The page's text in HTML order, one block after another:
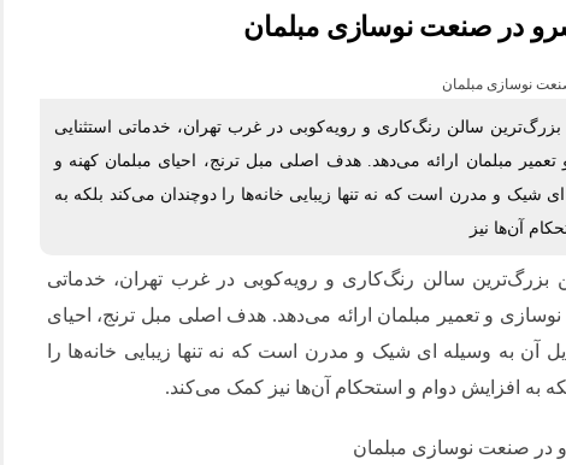
در صنعت نوسازی مبلمان
بزرگ‌ترین سالن رنگ‌کاری و رویه‌کوبی در غرب تهران، خدماتی استثنایی
تعمیر مبلمان ارائه می‌دهد. هدف اصلی مبل ترنج، احیای مبلمان کهنه و
شیک و مدرن است که نه تنها زیبایی خانه‌ها را دوچندان می‌کند بلکه به
آن‌ها نیز
بزرگ‌ترین سالن رنگ‌کاری و رویه‌کوبی در غرب تهران، خدماتی
نوسازی و تعمیر مبلمان ارائه می‌دهد. هدف اصلی مبل ترنج، احیای
آن به وسیله ای شیک و مدرن است که نه تنها زیبایی خانه‌ها را
به افزایش دوام و استحکام آن‌ها نیز کمک می‌کند.